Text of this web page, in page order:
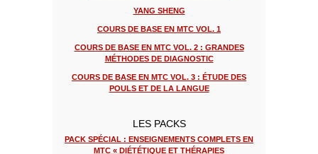
YANG SHENG
COURS DE BASE EN MTC VOL. 1
COURS DE BASE EN MTC VOL. 2 : GRANDES
MÉTHODES DE DIAGNOSTIC
COURS DE BASE EN MTC VOL. 3 : ÉTUDE DES
POULS ET DE LA LANGUE
LES PACKS
PACK SPÉCIAL : ENSEIGNEMENTS COMPLETS EN
MTC « DIÉTÉTIQUE ET THÉRAPIES